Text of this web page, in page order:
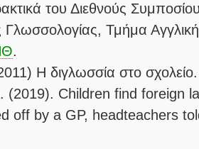
του Διεθνούς
Τμήμα
.
Η διγλωσσία στο
(2019). Children find foreign
off by a GP, headteachers